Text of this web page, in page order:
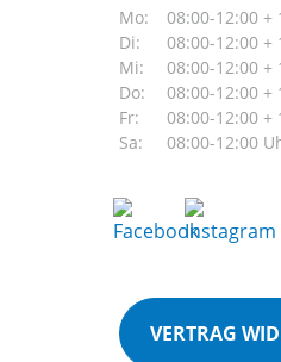
Mo:
08:00-12:00 +
Di:
08:00-12:00 +
Mi:
08:00-12:00 +
Do:
08:00-12:00 +
Fr:
08:00-12:00 +
Sa:
08:00-12:00
VERTRAG